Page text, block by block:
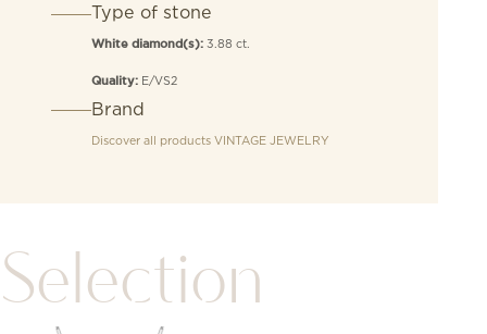
Type of stone
White diamond(s): 3.88 ct.
Quality: E/VS2
Brand
Discover all products VINTAGE JEWELRY
Selection